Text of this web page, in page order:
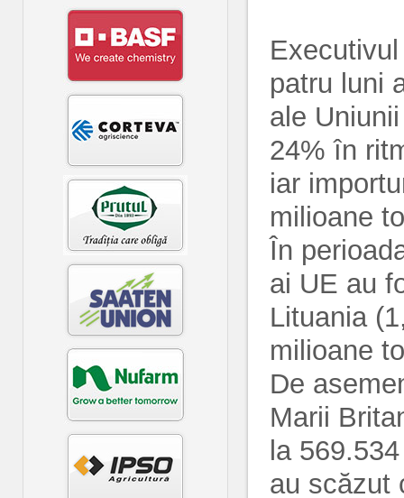
patru luni
ale
24% în
iar
milioane
În
ai UE au
Lituania
milioane
De
Marii
la
au scăzut